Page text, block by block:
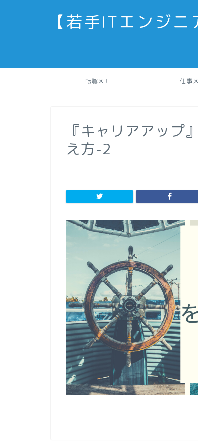
【若手ITエンジ
転職メモ 仕事
『キャリアアップ
え方-2